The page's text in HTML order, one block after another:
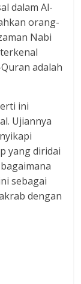
dalam Al-
orang-
Nabi
adalah
ini
Ujiannya
yang diridai
sebagai
dengan